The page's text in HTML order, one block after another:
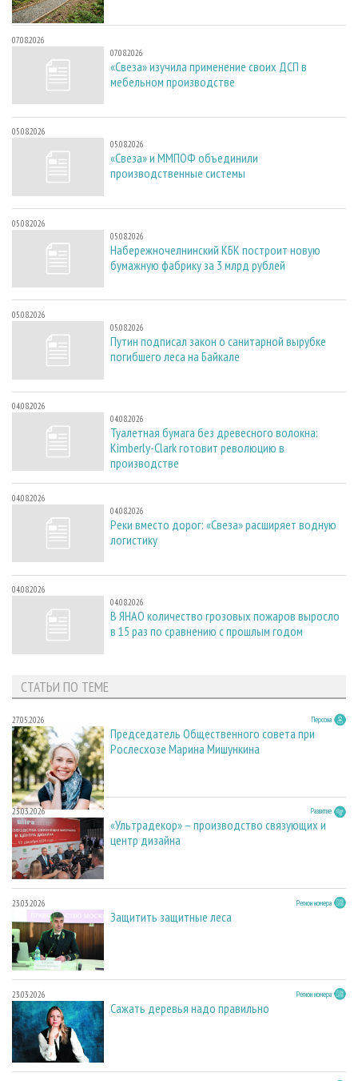
07.08.2026
07.08.2026
«Свеза» изучила применение своих ДСП в
мебельном производстве
05.08.2026
05.08.2026
«Свеза» и ММПОФ объединили
производственные системы
05.08.2026
05.08.2026
Набережночелнинский КБК построит новую
бумажную фабрику за 3 млрд рублей
05.08.2026
05.08.2026
Путин подписал закон о санитарной вырубке
погибшего леса на Байкале
04.08.2026
04.08.2026
Туалетная бумага без древесного волокна:
Kimberly-Clark готовит революцию в
производстве
04.08.2026
04.08.2026
Реки вместо дорог: «Свеза» расширяет водную
логистику
04.08.2026
04.08.2026
В ЯНАО количество грозовых пожаров выросло
в 15 раз по сравнению с прошлым годом
СТАТЬИ ПО ТЕМЕ
27.05.2026 Персона
Председатель Общественного совета при
Рослесхозе Марина Мишункина
23.03.2026 Развитие
«Ультрадекор» – производство связующих и
центр дизайна
23.03.2026 Регион номера
Защитить защитные леса
23.03.2026 Регион номера
Сажать деревья надо правильно